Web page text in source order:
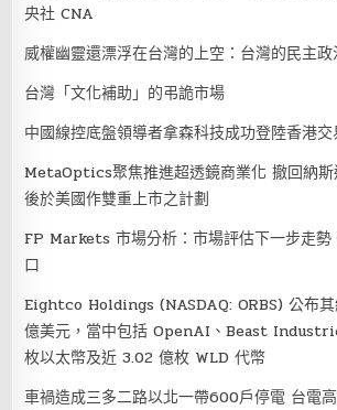
央社 CNA
威權幽靈還漂浮在台灣的上空：台灣的民主
台灣「文化補助」的弔詭市場
中國線控底盤領導者拿森科技成功登陸香港交
MetaOptics聚焦推進超透鏡商業化 撤回納
後於美國作雙重上市之計劃
FP Markets 市場分析：市場評估下一步走勢
口
Eightco Holdings (NASDAQ: ORBS) 公布
億美元，當中包括 OpenAI、Beast
枚以太幣及近 3.02 億枚 WLD 代幣
車禍造成三多二路以北一帶600戶停電 台電